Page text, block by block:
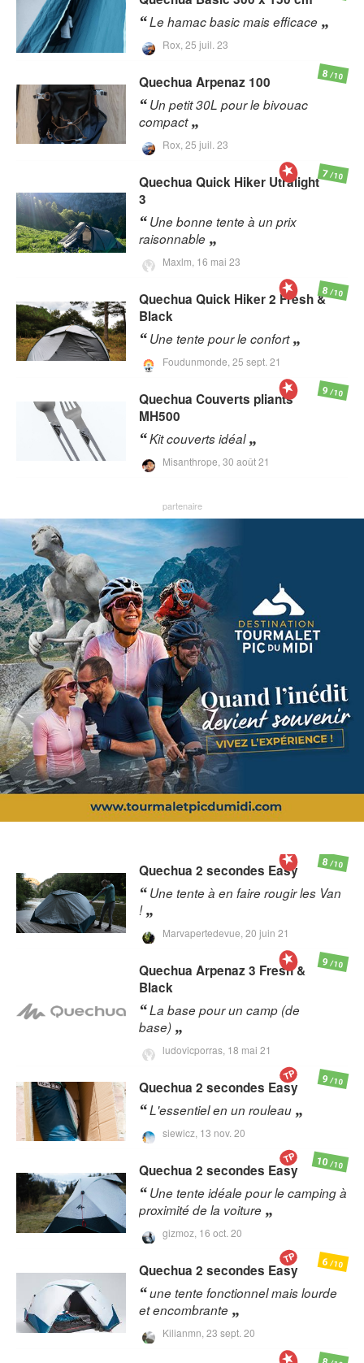
Le hamac basic mais efficace
Rox, 25 juil. 23
Quechua Arpenaz 100
Un petit 30L pour le bivouac
compact
Rox, 25 juil. 23
8/10
Quechua Quick Hiker Utralight
3
Une bonne tente à un prix
raisonnable
Maxlm, 16 mai 23
7/10
Quechua Quick Hiker 2 Fresh &
Black
Une tente pour le confort
Foudunmonde, 25 sept. 21
8/10
Quechua Couverts pliants
MH500
Kit couverts idéal
Misanthrope, 30 août 21
9/10
Quechua 2 secondes Easy
Une tente à en faire rougir les Van
!
Marvapertedevue, 20 juin 21
8/10
Quechua Arpenaz 3 Fresh &
Black
La base pour un camp (de
base)
ludovicporras, 18 mai 21
9/10
Quechua 2 secondes Easy
L'essentiel en un rouleau
siewicz, 13 nov. 20
9/10
TP
Quechua 2 secondes Easy
Une tente idéale pour le camping à
proximité de la voiture
gizmoz, 16 oct. 20
10/10
TP
Quechua 2 secondes Easy
une tente fonctionnel mais lourde
et encombrante
Kilianmn, 23 sept. 20
6/10
TP